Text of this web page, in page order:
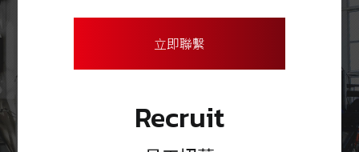
立即聯繫
Recruit